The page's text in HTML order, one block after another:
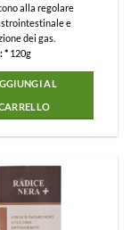
alla regolare
e
dei gas.
* 120g
AL